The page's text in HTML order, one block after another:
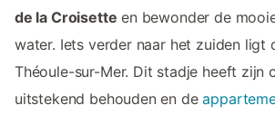
de la Croisette en bewonder de
water. Iets verder naar het zuiden ligt
Théoule-sur-Mer. Dit stadje heeft zijn
uitstekend behouden en de